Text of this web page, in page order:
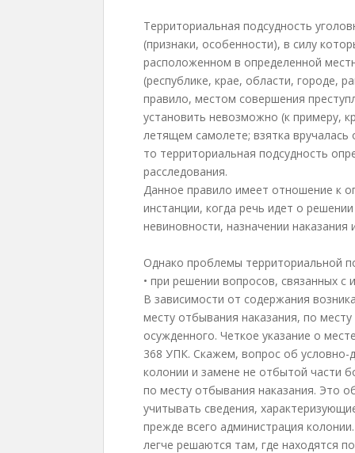
Территориальная подсудность
(признаки, особенности), в силу
расположенном в определенной
(республике, крае, области, городе,
правило, местом совершения
установить невозможно (к примеру,
летящем самолете; взятка
то территориальная подсудность
расследования.
Данное правило имеет отношение к
инстанции, когда речь идет о
невиновности, назначении
Однако проблемы территориальной
• при решении вопросов, связанных с
В зависимости от содержания
месту отбывания наказания, по
осужденного. Четкое указание о
368 УПК. Скажем, вопрос об
колонии и замене не отбытой части
по месту отбывания наказания. Это
учитывать сведения,
прежде всего администрация
легче решаются там, где находятся